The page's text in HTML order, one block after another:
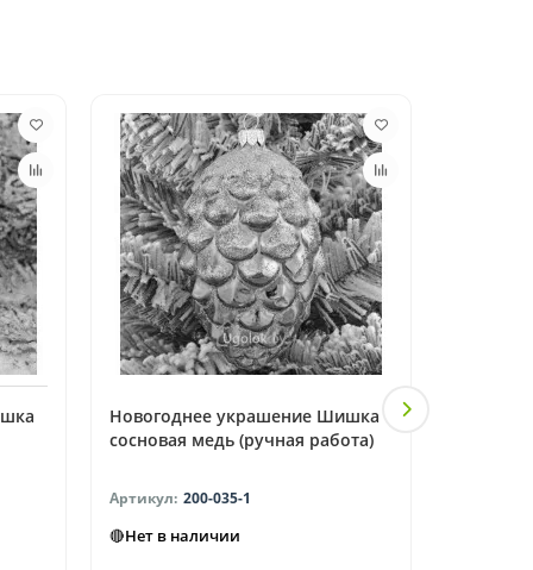
Новогоднее украшение Шишка
сосновая медь (ручная работа)
200-035-1
🔴Нет в наличии